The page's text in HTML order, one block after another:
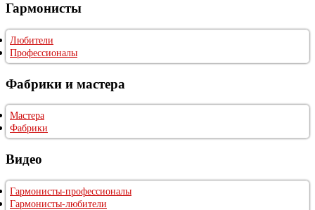
Гармонисты
Любители
Профессионалы
Фабрики и мастера
Мастера
Фабрики
Видео
Гармонисты-профессионалы
Гармонисты-любители